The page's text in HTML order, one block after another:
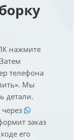
нажмите
телефона
Мы
детали.
заказ
его